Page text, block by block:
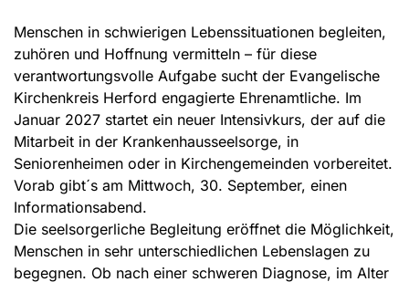
Menschen in schwierigen Lebenssituationen begleiten,
zuhören und Hoffnung vermitteln – für diese
verantwortungsvolle Aufgabe sucht der Evangelische
Kirchenkreis Herford engagierte Ehrenamtliche. Im
Januar 2027 startet ein neuer Intensivkurs, der auf die
Mitarbeit in der Krankenhausseelsorge, in
Seniorenheimen oder in Kirchengemeinden vorbereitet.
Vorab gibt´s am Mittwoch, 30. September, einen
Informationsabend.
Die seelsorgerliche Begleitung eröffnet die Möglichkeit,
Menschen in sehr unterschiedlichen Lebenslagen zu
begegnen. Ob nach einer schweren Diagnose, im Alter